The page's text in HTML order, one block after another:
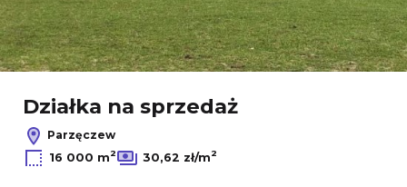
Działka na sprzedaż
Parzęczew
16 000 m2 30,62 zł/m2